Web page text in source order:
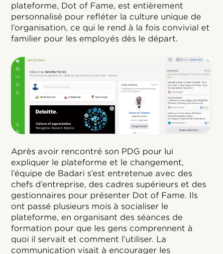
plateforme, Dot of Fame, est entièrement
personnalisé pour refléter la culture unique de
l’organisation, ce qui le rend à la fois convivial et
familier pour les employés dès le départ.
Après avoir rencontré son PDG pour lui
expliquer le plateforme et le changement,
l’équipe de Badari s’est entretenue avec des
chefs d’entreprise, des cadres supérieurs et des
gestionnaires pour présenter Dot of Fame. Ils
ont passé plusieurs mois à socialiser le
plateforme, en organisant des séances de
formation pour que les gens comprennent à
quoi il servait et comment l’utiliser. La
communication visait à encourager les